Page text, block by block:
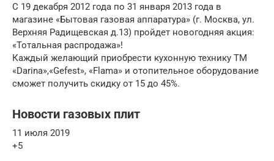
С 19 декабря 2012 года по 31 января 2013 года в
магазине «Бытовая газовая аппаратура» (г. Москва, ул.
Верхняя Радищевская д.13) пройдет новогодняя акция:
«Тотальная раcпродажа»!
Каждый желающий приобрести кухонную технику ТМ
«Darina»,«Gefest», «Flama» и отопительное оборудование
сможет получить скидку от 15 до 45%.
Новости газовых плит
11 июля 2019
+5